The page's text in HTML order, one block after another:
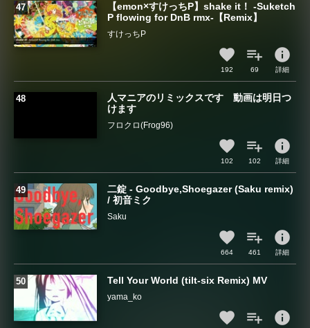
【emon×すけっちP】shake it！ -Suketch
P flowing for DnB rmx-【Remix】
すけっちP
192 69
info
詳細
人マニアのリミックスです 動画は明日つ
けます
フロクロ(Frog96)
102 102
info
詳細
二錠 - Goodbye,Shoegazer (Saku remix)
/ 初音ミク
Saku
664 461
info
詳細
Tell Your World (tilt-six Remix) MV
yama_ko
info